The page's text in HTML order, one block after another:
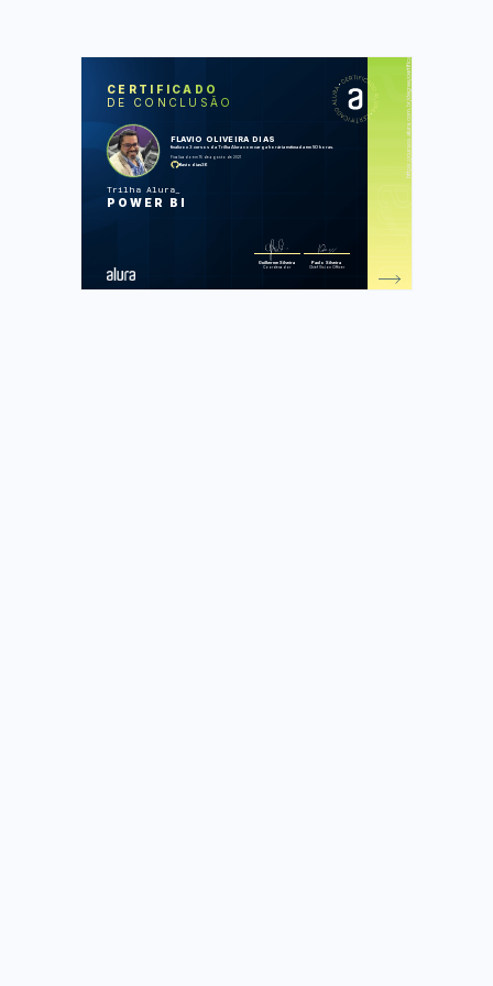
CERTIFICADO
DE CONCLUSÃO
FLAVIO OLIVEIRA DIAS
finalizou 3 cursos da Trilha Alura com carga horária estimada em 50 horas.
Finalizado em 15 de agosto de 2021
flaviodias36
Trilha Alura
POWER BI
Guilherme Silveira
Coordenador
Paulo Silveira
Chief Vision Officer
CUR
SOS
Power BI Desktop: Carregue, analise
e visualize dados
Dashboard com Power BI: Construindo